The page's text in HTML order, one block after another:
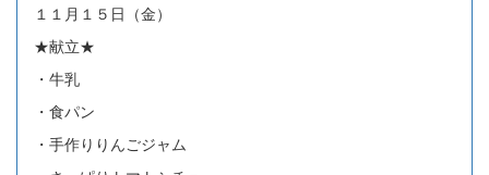
１１月１５日（金）
★献立★
・牛乳
・食パン
・手作りりんごジャム